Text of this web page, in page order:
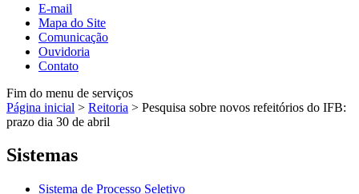
E-mail
Mapa do Site
Comunicação
Ouvidoria
Contato
Fim do menu de serviços
Página inicial > Reitoria > Pesquisa sobre novos refeitórios do IFB:
prazo dia 30 de abril
Sistemas
Sistema de Processo Seletivo